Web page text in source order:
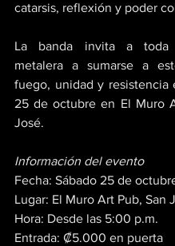
catarsis, reflexión y poder
La banda invita a toda
metalera a sumarse a
fuego, unidad y resistencia
25 de octubre en El Muro
José.
Información del evento
Fecha: Sábado 25 de
Lugar: El Muro Art Pub, San
Hora: Desde las 5:00 p.m.
Entrada: ₡5.000 en puerta